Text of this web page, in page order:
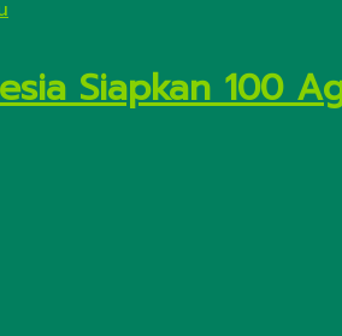
Siapkan 100